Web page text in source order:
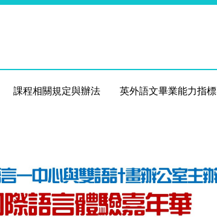
課程相關規定與辦法 英外語文畢業能力指標